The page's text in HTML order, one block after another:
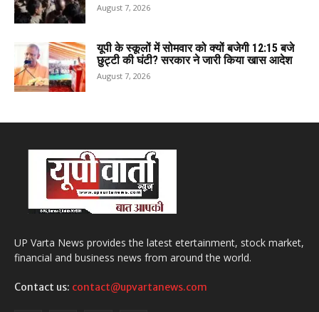
August 7, 2026
यूपी के स्कूलों में सोमवार को क्यों बजेगी 12:15 बजे
छुट्टी की घंटी? सरकार ने जारी किया खास आदेश
August 7, 2026
UP Varta News provides the latest etertainment, stock market,
financial and business news from around the world.
Contact us: contact@upvartanews.com